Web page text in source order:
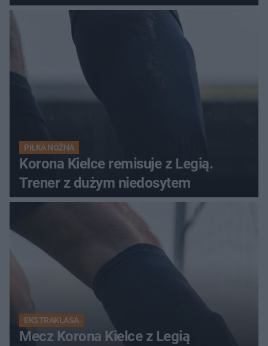
PIŁKA NOŻNA
Korona Kielce remisuje z Legią.
Trener z dużym niedosytem
EKSTRAKLASA
Mecz Korona Kielce z Legią